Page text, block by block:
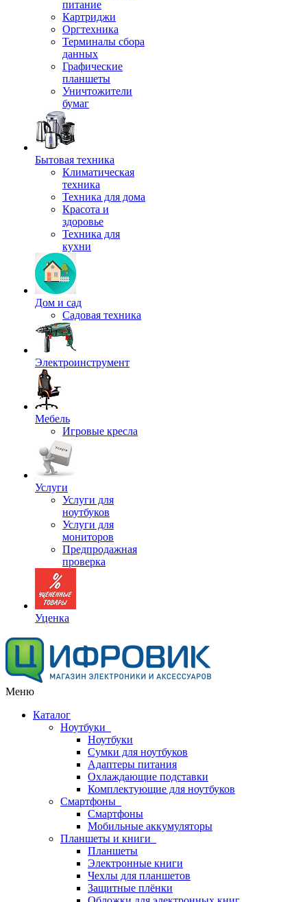
питание
Картриджи
Оргтехника
Терминалы сбора
данных
Графические
планшеты
Уничтожители
бумаг
Бытовая техника
Климатическая
техника
Техника для дома
Красота и
здоровье
Техника для
кухни
Дом и сад
Садовая техника
Электроинструмент
Мебель
Игровые кресла
Услуги
Услуги для
ноутбуков
Услуги для
мониторов
Предпродажная
проверка
Уценка
Меню
Каталог
Ноутбуки
Ноутбуки
Сумки для ноутбуков
Адаптеры питания
Охлаждающие подставки
Комплектующие для ноутбуков
Смартфоны
Смартфоны
Мобильные аккумуляторы
Планшеты и книги
Планшеты
Электронные книги
Чехлы для планшетов
Защитные плёнки